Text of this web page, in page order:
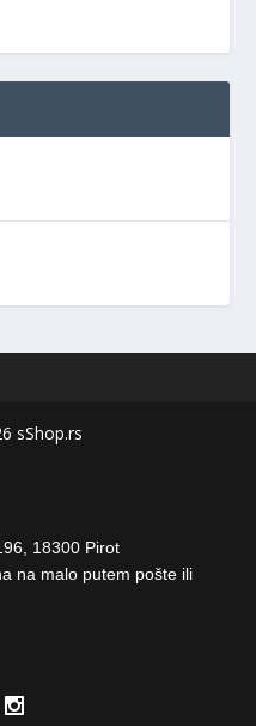
sShop.rs
18300 Pirot
na malo putem pošte ili